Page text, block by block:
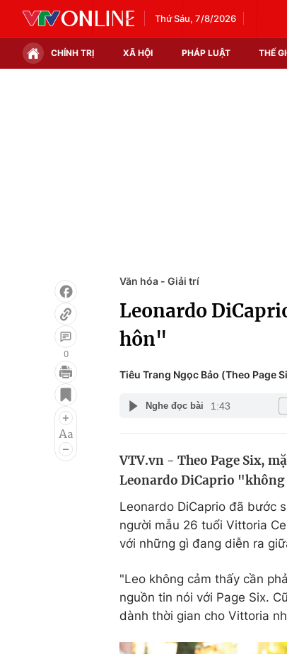
Thứ Sáu, 7/8/2026
CHÍNH TRỊ XÃ HỘI PHÁP LUẬT THẾ
Điện ảnh
Âm nhạc
Du lịch
Chất lượng cuộc
0
Văn hóa - Giải trí
Leonardo
hôn"
Tiêu Trang Ngọc Bảo (Theo Page
Nghe đọc bài 1:43
VTV.vn - Theo Page Six,
Leonardo DiCaprio
Leonardo DiCaprio đã bước
người mẫu 26 tuổi Vittoria
với những gì đang diễn ra
"Leo không cảm thấy cần
nguồn tin nói với Page Six.
dành thời gian cho Vittoria